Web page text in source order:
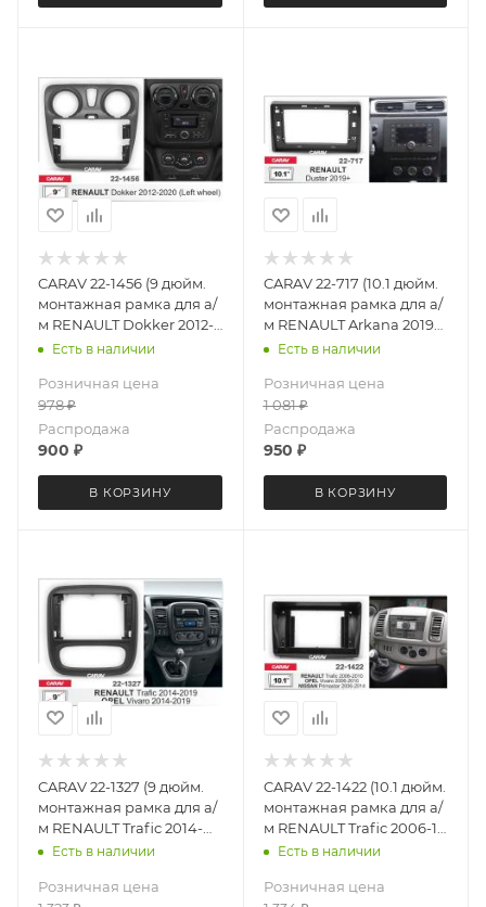
CARAV 22-1456 (9 дюйм.
монтажная рамка для а/
м RENAULT Dokker 2012-
2020 (только для а/м с
Есть в наличии
Розничная цена
978₽
Распродажа
900 ₽
В КОРЗИНУ
CARAV 22-717 (10.1 дюйм.
монтажная рамка для а/
м RENAULT Arkana 2019+;
Duster 2019+
Есть в наличии
Розничная цена
1 081₽
Распродажа
950 ₽
В КОРЗИНУ
CARAV 22-1327 (9 дюйм.
монтажная рамка для а/
м RENAULT Trafic 2014-
2019 OPEL Vivaro 2014-
Есть в наличии
Розничная цена
CARAV 22-1422 (10.1 дюйм.
монтажная рамка для а/
м RENAULT Trafic 2006-10
/ OPEL Vivaro 2006-10 /
14
Есть в наличии
Розничная цена